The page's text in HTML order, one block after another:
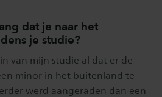
dat je naar het
je studie?
van mijn studie al dat er de
minor in het buitenland te
werd aangeraden dan een